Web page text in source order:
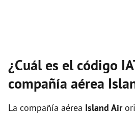
¿Cuál es el código
compañía aérea
La compañía aérea Island Air